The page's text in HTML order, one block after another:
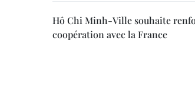
Hô Chi Minh-Ville souhaite
coopération avec la France